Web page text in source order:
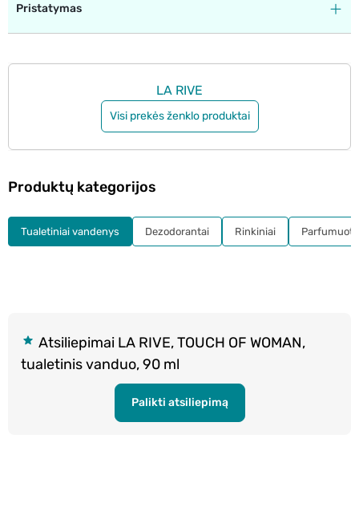
Pristatymas
LA RIVE
Visi prekės ženklo produktai
Atsiliepimai LA RIVE, TOUCH OF WOMAN,
tualetinis vanduo, 90 ml
Palikti atsiliepimą
Produktų kategorijos
Tualetiniai vandenys Dezodorantai Rinkiniai